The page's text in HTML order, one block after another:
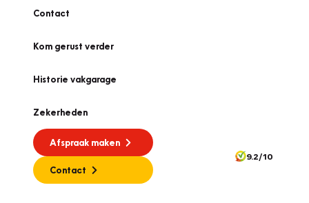
Contact
Kom gerust verder
Historie vakgarage
Zekerheden
Afspraak maken
Contact
9.2/10